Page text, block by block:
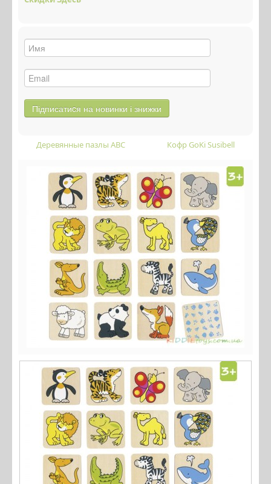
Деревянные пазлы ABC Кофр GoKi Susibell